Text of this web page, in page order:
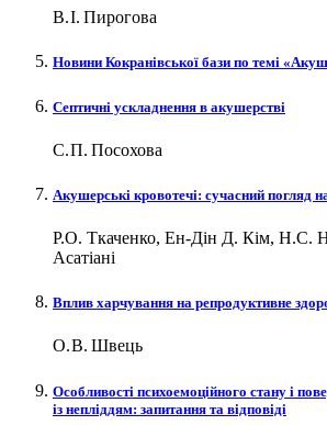
В. І. Пирогова
Новини Кокранівської бази по темі
Септичні ускладнення в акушерстві
С. П. Посохова
Акушерські кровотечі: сучасний погляд
Р.О. Ткаченко, Ен-Дін Д. Кім, Н.С.
Асатіані
Вплив харчування на репродуктивне
О. В. Швець
Особливості психоемоційного стану і
із непліддям: запитання та відповіді